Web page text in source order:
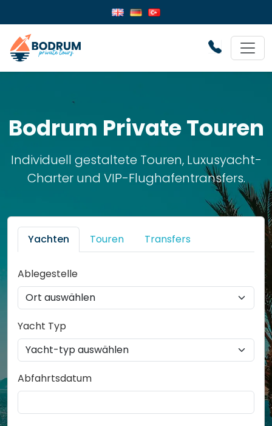
Bodrum Private Touren
Individuell gestaltete Touren, Luxusyacht-
Charter und VIP-Flughafentransfers.
Yachten Touren Transfers
Ablegestelle
Yacht Typ
Abfahrtsdatum